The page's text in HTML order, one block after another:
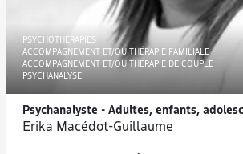
PSYCHOTHÉRAPIES
ACCOMPAGNEMENT ET/OU THÉRAPIE FAMILIALE
ACCOMPAGNEMENT ET/OU THÉRAPIE DE COUPLE
PSYCHANALYSE
Psychanalyste - Adultes, enfants,
Erika Macédot-Guillaume